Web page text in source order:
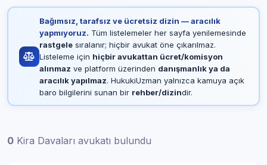
Bağımsız, tarafsız ve ücretsiz dizin — aracılık
yapmıyoruz. Tüm listelemeler her sayfa yenilemesinde
rastgelesıralanır; hiçbir avukat öne çıkarılmaz.
Listeleme için hiçbir avukattan ücret/komisyon
alınmaz ve platform üzerinden danışmanlık ya da
aracılık yapılmaz. HukukiUzman yalnızca kamuya açık
baro bilgilerini sunan bir rehber/dizindir.
0 Kira Davaları avukatı bulundu